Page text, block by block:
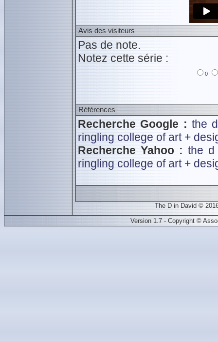
Avis des visiteurs
Pas de note.
Notez cette série :
0
Références
Recherche Google : the
ringling college of art +
Recherche Yahoo : the d
ringling college of art +
The D in David ©
Version 1.7 - Copyright ©